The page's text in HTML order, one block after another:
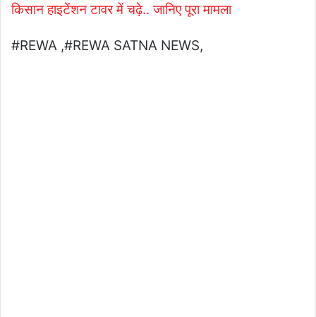
किसान हाइटेंशन टावर में चढ़े.. जानिए पूरा मामला
#REWA ,#REWA SATNA NEWS,